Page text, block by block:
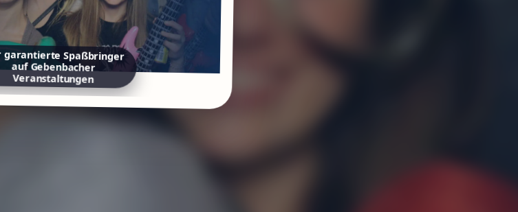
garantierte Spaßbringer
auf Gebenbacher
Veranstaltungen